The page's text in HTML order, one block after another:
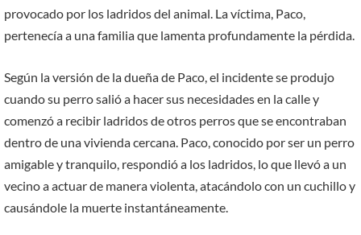
provocado por los ladridos del animal. La víctima, Paco,
pertenecía a una familia que lamenta profundamente la pérdida.
Según la versión de la dueña de Paco, el incidente se produjo
cuando su perro salió a hacer sus necesidades en la calle y
comenzó a recibir ladridos de otros perros que se encontraban
dentro de una vivienda cercana. Paco, conocido por ser un perro
amigable y tranquilo, respondió a los ladridos, lo que llevó a un
vecino a actuar de manera violenta, atacándolo con un cuchillo y
causándole la muerte instantáneamente.